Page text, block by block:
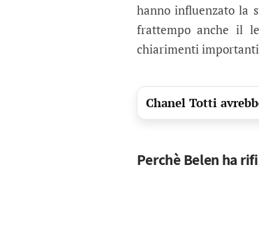
hanno influenzato la
frattempo anche il
chiarimenti
Chanel Totti
Perchè Belen ha